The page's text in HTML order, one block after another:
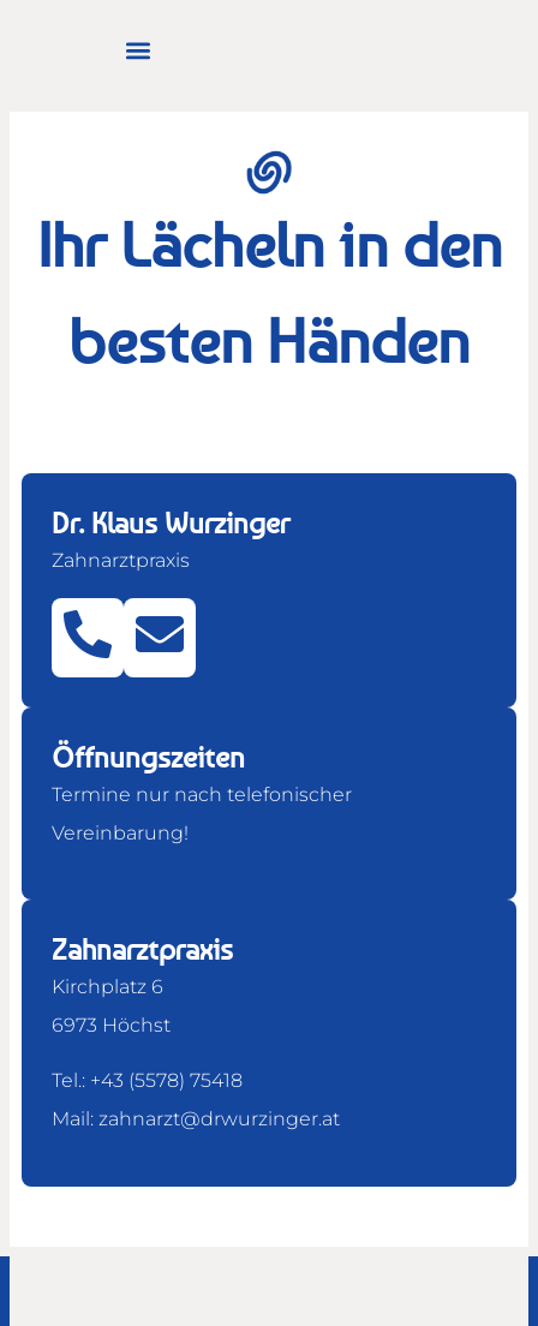
Ihr Lächeln in den
besten Händen
Dr. Klaus Wurzinger
Zahnarztpraxis
Öffnungszeiten
Termine nur nach telefonischer
Vereinbarung!
Zahnarztpraxis
Kirchplatz 6
6973 Höchst
Tel.: +43 (5578) 75418
Mail: zahnarzt@­drwurzinger.at